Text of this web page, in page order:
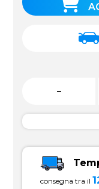
-
consegna tra il